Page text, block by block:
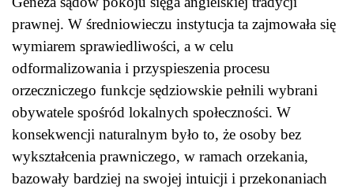
prawnej. W średniowieczu instytucja ta zajmowała się
wymiarem sprawiedliwości, a w celu
odformalizowania i przyspieszenia procesu
orzeczniczego funkcje sędziowskie pełnili wybrani
obywatele spośród lokalnych społeczności. W
konsekwencji naturalnym było to, że osoby bez
wykształcenia prawniczego, w ramach orzekania,
bazowały bardziej na swojej intuicji i przekonaniach